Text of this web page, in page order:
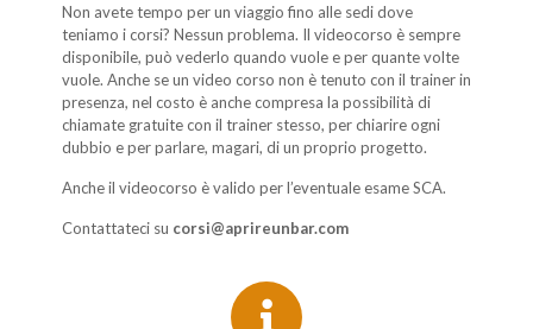
Non avete tempo per un viaggio fino alle sedi dove
teniamo i corsi? Nessun problema. Il videocorso è sempre
disponibile, può vederlo quando vuole e per quante volte
vuole. Anche se un video corso non è tenuto con il trainer in
presenza, nel costo è anche compresa la possibilità di
chiamate gratuite con il trainer stesso, per chiarire ogni
dubbio e per parlare, magari, di un proprio progetto.
Anche il videocorso è valido per l’eventuale esame SCA.
Contattateci su corsi@aprireunbar.com